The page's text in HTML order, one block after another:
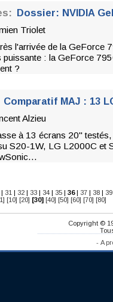
Dossier: NVIDIA
Triolet
l'arrivée de la GeForce
puissante : la GeForce
?
MAJ : 13
Alzieu
à 13 écrans 20"
S20-1W, LG L2000C et
31 | 32| 33| 34| 35| 36| 37| 38| 39
[10] [20] [30] [40] [50] [60] [70] [80]
Copyright ©
- A